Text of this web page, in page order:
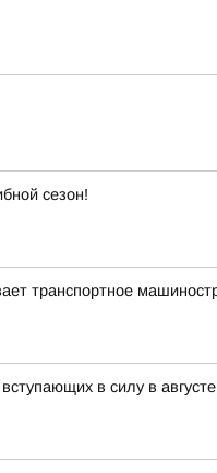
сезон!
транспортное
в силу в августе